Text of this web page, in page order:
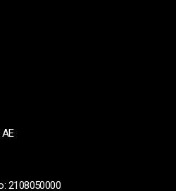
ΑΕ
2108050000